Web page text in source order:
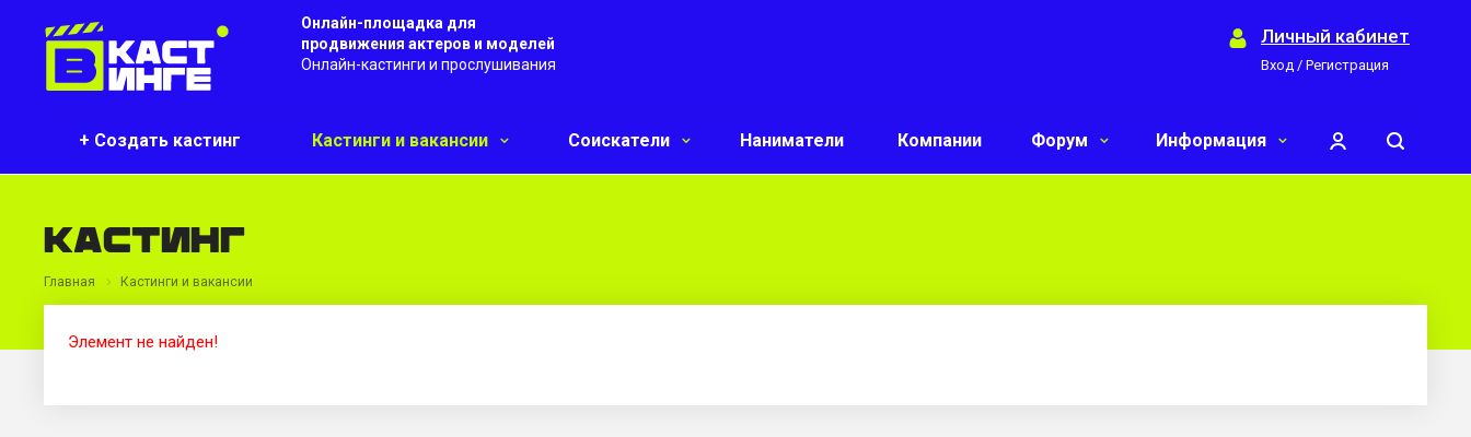
Онлайн-площадка для
продвижения актеров и моделей
Онлайн-кастинги и прослушивания
Личный кабинет
Вход / Регистрация
+ Создать кастинг Кастинги и вакансии Соискатели Наниматели Компании Форум Информация
Кастинг
Главная Кастинги и вакансии
Элемент не найден!